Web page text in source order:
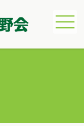
ュー